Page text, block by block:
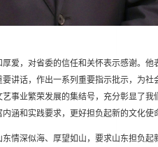
爱，对省委的信任和关怀表示感谢。他
讲话，作出一系列重要指示批示，为
事业繁荣发展的集结号，充分彰显了
涵和实践要求，更好担负起新的文化使
东情深似海、厚望如山，要求山东担负